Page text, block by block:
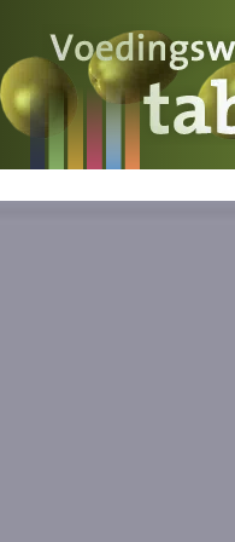
Voedingswaarde
Wat is wat?